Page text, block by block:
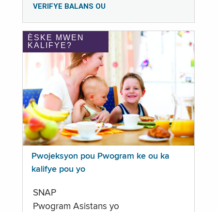
VERIFYE BALANS OU
ÈSKE MWEN
KALIFYE?
Pwojeksyon pou Pwogram ke ou ka
kalifye pou yo
SNAP
Pwogram Asistans yo